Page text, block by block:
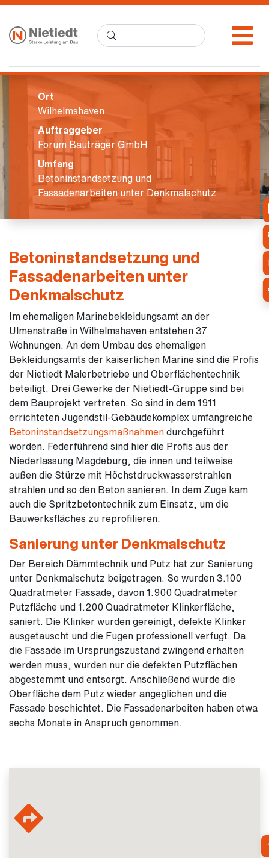
Ort
Wilhelmshaven
Auftraggeber
Forum Bauträger GmbH
Umfang
Betoninstandsetzung und
Fassadenarbeiten unter Denkmalschutz
Betoninstandsetzung und
Fassadenarbeiten unter
Denkmalschutz
Im ehemaligen Marinebekleidungsamt an der
Ulmenstraße in Wilhelmshaven entstehen 37
Wohnungen. An dem Umbau des ehemaligen
Bekleidungsamts der kaiserlichen Marine sind die Profis
der Nietiedt Malerbetriebe und Oberflächentechnik
beteiligt. Drei Gewerke der Nietiedt-Gruppe sind bei
dem Bauprojekt vertreten. So sind in dem 1911
errichteten Jugendstil-Gebäudekomplex umfangreiche
Betoninstandsetzungsmaßnahmen durchgeführt
worden. Federführend sind hier die Profis aus der
Niederlassung Magdeburg, die innen und teilweise
außen die Stürze mit Höchstdruckwasserstrahlen
strahlen und so den Beton sanieren. In dem Zuge kam
auch die Spritzbetontechnik zum Einsatz, um die
Bauwerksfläches zu reprofilieren.
Sanierung unter Denkmalschutz
Der Bereich Dämmtechnik und Putz hat zur Sanierung
unter Denkmalschutz beigetragen. So wurden 3.100
Quadratmeter Fassade, davon 1.900 Quadratmeter
Putzfläche und 1.200 Quadratmeter Klinkerfläche,
saniert. Die Klinker wurden gereinigt, defekte Klinker
ausgetauscht und die Fugen professionell verfugt. Da
die Fassade im Ursprungszustand zwingend erhalten
werden muss, wurden nur die defekten Putzflächen
abgestemmt und entsorgt. Anschließend wurde die
Oberfläche dem Putz wieder angeglichen und die
Fassade beschichtet. Die Fassadenarbeiten haben etwa
sechs Monate in Anspruch genommen.